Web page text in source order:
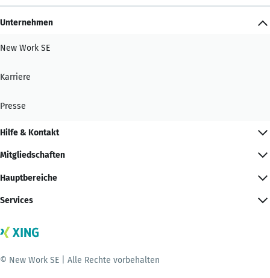
Unternehmen
New Work SE
Karriere
Presse
Hilfe & Kontakt
Mitgliedschaften
Hauptbereiche
Services
© New Work SE | Alle Rechte vorbehalten